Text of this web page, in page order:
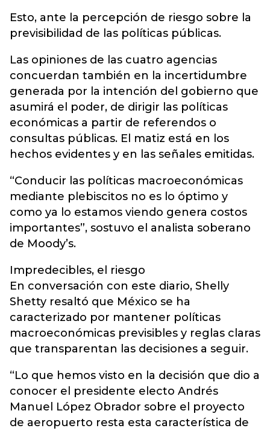
Esto, ante la percepción de riesgo sobre la
previsibilidad de las políticas públicas.
Las opiniones de las cuatro agencias
concuerdan también en la incertidumbre
generada por la intención del gobierno que
asumirá el poder, de dirigir las políticas
económicas a partir de referendos o
consultas públicas. El matiz está en los
hechos evidentes y en las señales emitidas.
“Conducir las políticas macroeconómicas
mediante plebiscitos no es lo óptimo y
como ya lo estamos viendo genera costos
importantes”, sostuvo el analista soberano
de Moody’s.
Impredecibles, el riesgo
En conversación con este diario, Shelly
Shetty resaltó que México se ha
caracterizado por mantener políticas
macroeconómicas previsibles y reglas claras
que transparentan las decisiones a seguir.
“Lo que hemos visto en la decisión que dio a
conocer el presidente electo Andrés
Manuel López Obrador sobre el proyecto
de aeropuerto resta esta característica de